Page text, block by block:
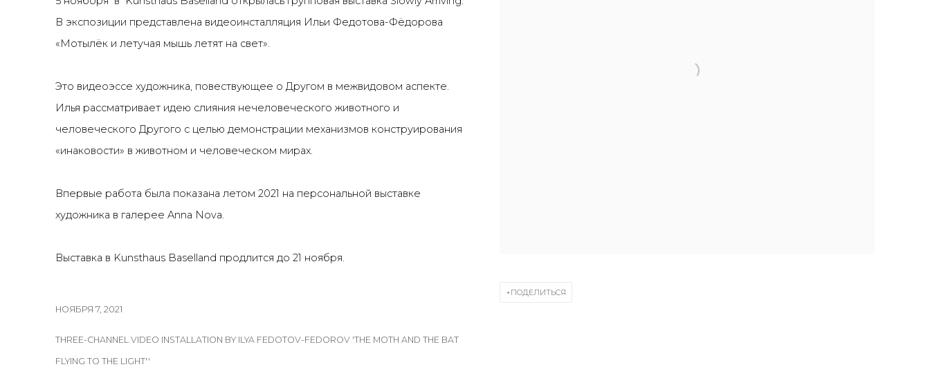
ПОДЕЛИТЬСЯ
В экспозиции представлена видеоинсталляция Ильи Федотова-Фёдорова
«Мотылёк и летучая мышь летят на свет».
Это видеоэссе художника, повествующее о Другом в межвидовом аспекте.
Илья рассматривает идею слияния нечеловеческого животного и
человеческого Другого с целью демонстрации механизмов конструирования
«инаковости» в животном и человеческом мирах.
Впервые работа была показана летом 2021 на персональной выставке
художника в галерее Anna Nova.
Выставка в Kunsthaus Baselland продлится до 21 ноября.
НОЯБРЯ 7, 2021
THREE-CHANNEL VIDEO INSTALLATION BY ILYA FEDOTOV-FEDOROV 'THE MOTH AND THE BAT
FLYING TO THE LIGHT''